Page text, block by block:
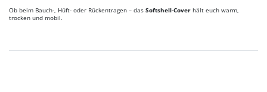
Ob beim Bauch-, Hüft- oder Rückentragen – das Softshell-Cover hält euch warm,
trocken und mobil.